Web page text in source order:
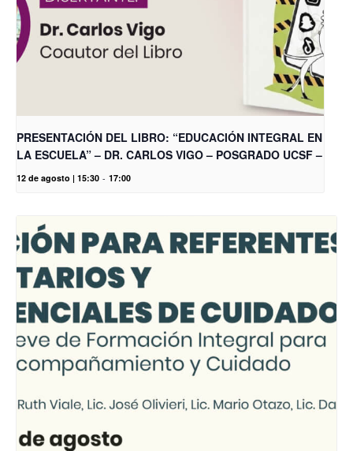
PRESENTACIÓN DEL LIBRO: “EDUCACIÓN INTEGRAL EN
LA ESCUELA” – DR. CARLOS VIGO – POSGRADO UCSF –
12 de agosto | 15:30 - 17:00